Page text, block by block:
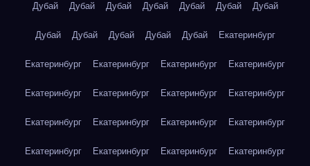
Дубай Дубай Дубай Дубай Дубай Дубай Дубай
Дубай Дубай Дубай Дубай Дубай Екатеринбург
Екатеринбург Екатеринбург Екатеринбург Екатеринбург
Екатеринбург Екатеринбург Екатеринбург Екатеринбург
Екатеринбург Екатеринбург Екатеринбург Екатеринбург
Екатеринбург Екатеринбург Екатеринбург Екатеринбург